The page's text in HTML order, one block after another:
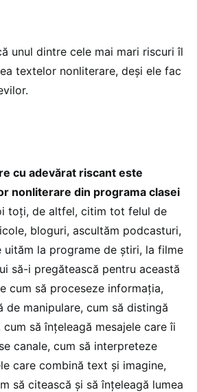
unul dintre cele mai mari riscuri îl
textelor nonliterare, deși ele fac
cu adevărat riscant este
nonliterare din programa clasei
toți, de altfel, citim tot felul de
bloguri, ascultăm podcasturi,
uităm la programe de știri, la filme
să-i pregătească pentru această
cum să proceseze informația,
de manipulare, cum să distingă
să înțeleagă mesajele care îi
canale, cum să interpreteze
care combină text și imagine,
să citească și să înțeleagă lumea